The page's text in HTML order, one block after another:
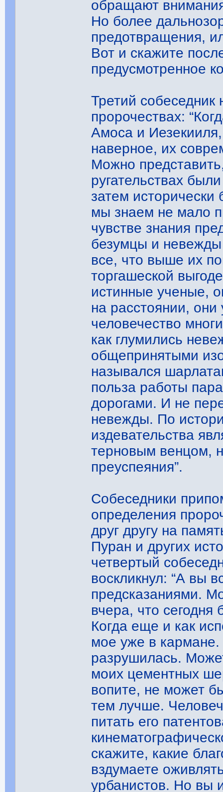
обращают
Но более
предотвращения,
Вот и скажите
предусмотренное
Третий
пророчествах:
Амоса и
наверное, их
Можно
ругательствах
затем
мы знаем не мало
чувстве знания
безумцы и
все, что выше их
торгашеской
истинные ученые,
на расстоянии, они
человечество
как глумились
общепринятыми
назывался
польза работы
дорогами. И не
невежды. По
издевательства
терновым венцом,
преуспеяния”.
Собеседники
определения
друг другу на
Пуран и других
четвертый
воскликнул: “А вы
предсказаниями.
вчера, что
Когда еще и как
мое уже в кармане.
разрушилась.
моих цементных
вопите, не может
тем лучше.
питать его
скажите, какие
вздумаете
урбанистов. Но вы